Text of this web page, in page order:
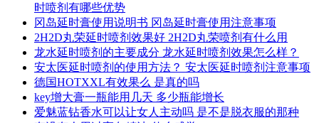
时喷剂有哪些优势
冈岛延时膏使用说明书 冈岛延时膏使用注意事项
2H2D丸荣延时喷剂效果好 2H2D丸荣喷剂有什么用
龙水延时喷剂的主要成分 龙水延时喷剂效果怎么样？
安太医延时喷剂的使用方法？ 安太医延时喷剂注意事项
德国HOTXXL有效果么 是真的吗
key增大膏一瓶能用几天 多少瓶能增长
爱魅蓝钻香水可以让女人主动吗 是不是脱衣服的那种